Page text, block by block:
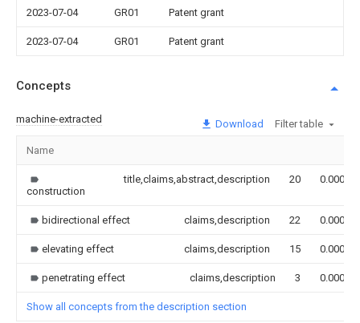
2023-07-04 GR01 Patent grant
2023-07-04 GR01 Patent grant
Concepts
machine-extracted Download Filter table
Name
construction
title,claims,abstract,description 20 0.000
bidirectional effect claims,description 22 0.000
elevating effect claims,description 15 0.000
penetrating effect claims,description 3 0.000
Show all concepts from the description section